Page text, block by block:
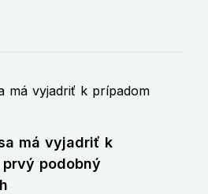
má vyjadriť k
prvý podobný